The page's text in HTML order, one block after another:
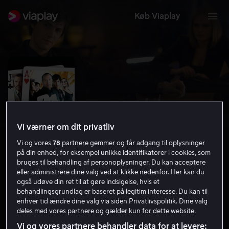
Køb Viaplay
21
6.8 Drama Krimi 2008 1 t. 57 min
11 år
HD
Vi værner om dit privatliv
Vi og vores78 partnere gemmer og får adgang til oplysninger
på din enhed, for eksempel unikke identifikatorer i cookies, som
bruges til behandling af personoplysninger. Du kan acceptere
eller administrere dine valg ved at klikke nedenfor. Her kan du
også udøve din ret til at gøre indsigelse, hvis et
behandlingsgrundlag er baseret på legitim interesse. Du kan til
enhver tid ændre dine valg via siden Privatlivspolitik. Dine valg
deles med vores partnere og gælder kun for dette website.
Vi og vores partnere behandler data for at levere: